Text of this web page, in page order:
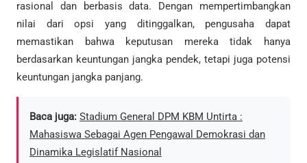
rasional dan berbasis data. Dengan mempertimbangkan
nilai dari opsi yang ditinggalkan, pengusaha dapat
memastikan bahwa keputusan mereka tidak hanya
berdasarkan keuntungan jangka pendek, tetapi juga potensi
keuntungan jangka panjang.
Baca juga: Stadium General DPM KBM Untirta :
Mahasiswa Sebagai Agen Pengawal Demokrasi dan
Dinamika Legislatif Nasional